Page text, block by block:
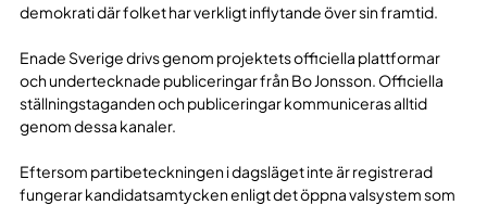
demokrati där folket har verkligt inflytande över sin framtid.
Enade Sverige drivs genom projektets officiella plattformar
och undertecknade publiceringar från Bo Jonsson. Officiella
ställningstaganden och publiceringar kommuniceras alltid
genom dessa kanaler.
Eftersom partibeteckningen i dagsläget inte är registrerad
fungerar kandidatsamtycken enligt det öppna valsystem som